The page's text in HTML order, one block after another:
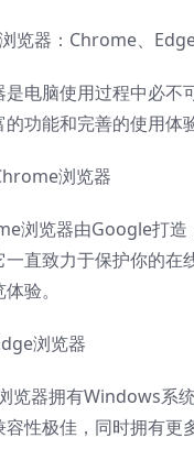
览器：Chrome、
是电脑使用过程中必
功能和完善的使用体验
浏览器
浏览器由Google打造
一直致力于保护你的在
验。
浏览器
览器拥有Windows系
容性极佳，同时拥有更